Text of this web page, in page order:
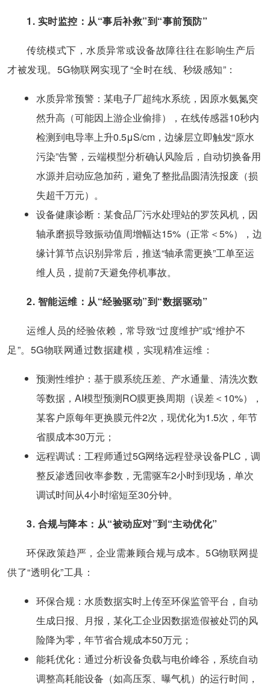
1. 实时监控：从“事后补救”到“事前预防”
传统模式下，水质异常或设备故障往往在影响生产后
才被发现。5G物联网实现了“全时在线、秒级感知”：
​水质异常预警​：某电子厂超纯水系统，因原水氨氮突
然升高（可能因上游企业偷排），在线传感器10秒内
检测到电导率上升0.5μS/cm，边缘层立即触发“原水
污染”告警，云端模型分析确认风险后，自动切换备用
水源并启动应急加药，避免了整批晶圆清洗报废（损
失超千万元）。
​设备健康诊断​：某食品厂污水处理站的罗茨风机，因
轴承磨损导致振动值周增幅达15%（正常＜5%），边
缘计算节点识别异常后，推送“轴承需更换”工单至运
维人员，提前7天避免停机事故。
2. 智能运维：从“经验驱动”到“数据驱动”
运维人员的经验依赖，常导致“过度维护”或“维护不
足”。5G物联网通过数据建模，实现精准运维：
​预测性维护​：基于膜系统压差、产水通量、清洗次数
等数据，AI模型预测RO膜更换周期（误差＜10%），
某客户原每年更换膜元件2次，现优化为1.5次，年节
省膜成本30万元；
​远程调试​：工程师通过5G网络远程登录设备PLC，调
整反渗透回收率参数，无需驱车2小时到现场，单次
调试时间从4小时缩短至30分钟。
3. 合规与降本：从“被动应对”到“主动优化”
环保政策趋严，企业需兼顾合规与成本。5G物联网提
供了“透明化”工具：
​环保合规​：水质数据实时上传至环保监管平台，自动
生成日报、月报，某化工企业因数据造假被处罚的风
险降为零，年节省合规成本50万元；
​能耗优化​：通过分析设备负载与电价峰谷，系统自动
调整高耗能设备（如高压泵、曝气机）的运行时间，